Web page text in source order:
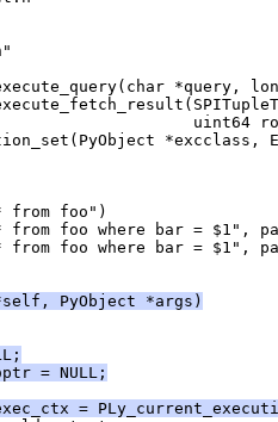
*query,
uint64
*excclass,
from foo")
foo where bar = $1",
foo where bar = $1",
PyObject *args)
= NULL;
=